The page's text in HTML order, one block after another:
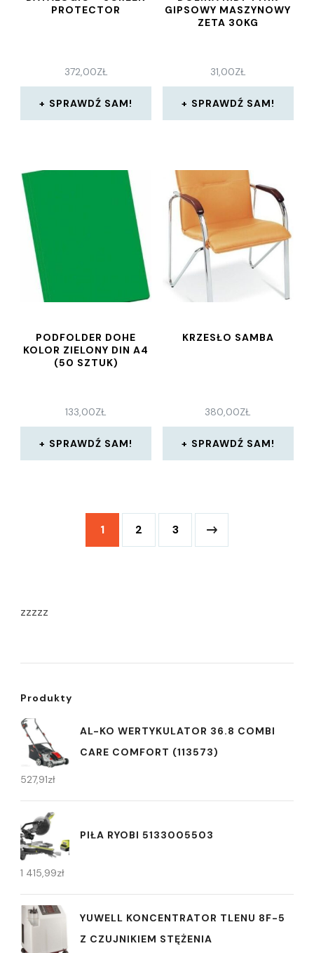
PROTECTOR
372,00ZŁ
SPRAWDŹ SAM!
GIPSOWY MASZYNOWY
ZETA 30KG
31,00ZŁ
SPRAWDŹ SAM!
PODFOLDER DOHE
KOLOR ZIELONY DIN A4
(50 SZTUK)
133,00ZŁ
SPRAWDŹ SAM!
KRZESŁO SAMBA
380,00ZŁ
SPRAWDŹ SAM!
1 2 3
zzzzz
Produkty
AL-KO WERTYKULATOR 36.8 COMBI
CARE COMFORT (113573)
527,91zł
PIŁA RYOBI 5133005503
1 415,99zł
YUWELL KONCENTRATOR TLENU 8F-5
Z CZUJNIKIEM STĘŻENIA